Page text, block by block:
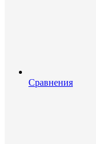
Сравнения